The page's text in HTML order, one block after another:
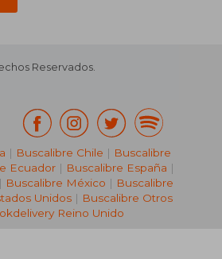
Reservados.
| Buscalibre Chile | Buscalibre
Ecuador | Buscalibre España |
Buscalibre México | Buscalibre
Unidos| Buscalibre Otros
Reino Unido